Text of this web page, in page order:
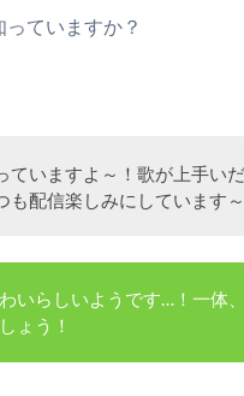
っていますか？
ていますよ～！歌が上手い
も配信楽しみにしています～
いらしいようです…！一体
ょう！